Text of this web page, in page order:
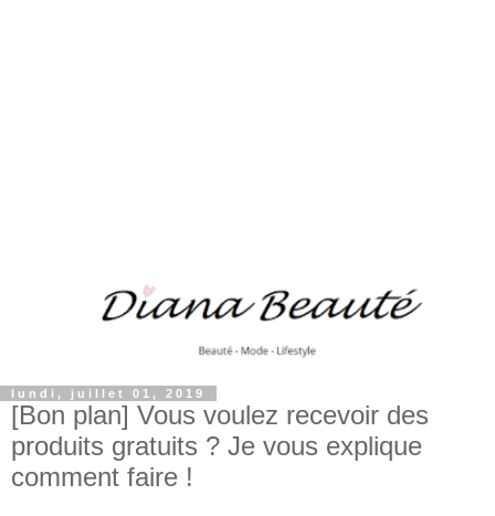
lundi, juillet 01, 2019
[Bon plan] Vous voulez recevoir des
produits gratuits ? Je vous explique
comment faire !